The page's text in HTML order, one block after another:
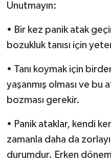
Unutmayın:
• Bir kez panik atak
bozukluk tanısı için
• Tanı koymak için
yaşanmış olması ve bu
bozması gerekir.
• Panik ataklar, kendi
zamanla daha da
durumdur. Erken